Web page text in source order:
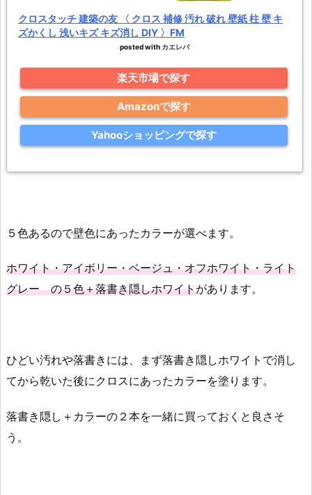
クロスタッチ 建築の友 〈 クロス 補修 汚れ 破れ 壁紙 柱 壁 キ
ズかくし 浅いキズ キズ消し DIY 〉FM
posted with カエレバ
楽天市場で探す
Amazonで探す
Yahooショッピングで探す
５色あるので壁色にあったカラーが選べます。
ホワイト・アイボリー・ベージュ・オフホワイト・ライト
グレー の５色＋落書き隠しホワイトがあります。
ひどい汚れや落書きには、まず落書き隠しホワイトで消し
てから乾いた後にクロスにあったカラーを塗ります。
落書き隠し＋カラーの２本を一緒に買っておくと良さそ
う。